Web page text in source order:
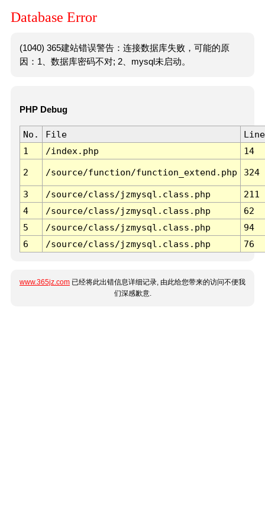
Database Error
(1040) 365建站错误警告：连接数据库失败，可能的原
因：1、数据库密码不对; 2、mysql未启动。
PHP Debug
No. File
Line
1
/index.php 14
2 /source/function/function_extend.php 324
3 /source/class/jzmysql.class.php
211
4
/source/class/jzmysql.class.php
62
5
/source/class/jzmysql.class.php
94
6
/source/class/jzmysql.class.php 76
www.365jz.com 已经将此出错信息详细记录, 由此给您带来的访问不便我
们深感歉意.